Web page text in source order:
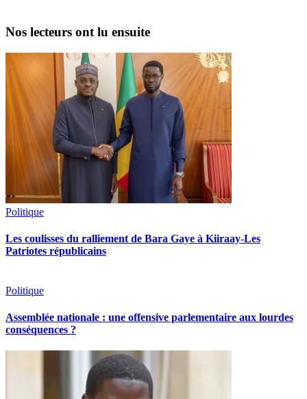
Nos lecteurs ont lu ensuite
Politique
Les coulisses du ralliement de Bara Gaye à Kiiraay-Les
Patriotes républicains
Politique
Assemblée nationale : une offensive parlementaire aux lourdes
conséquences ?